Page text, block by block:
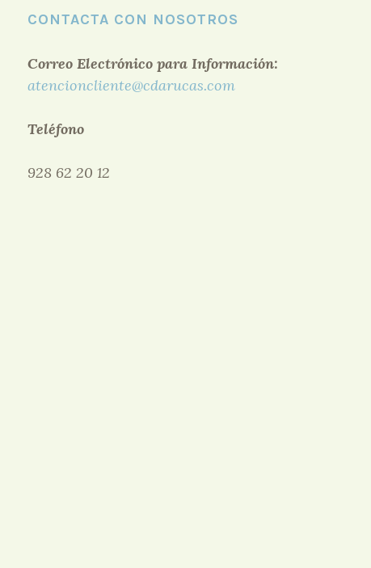
CONTACTA CON NOSOTROS
Correo Electrónico para Información:
atencioncliente@cdarucas.com
Teléfono
928 62 20 12